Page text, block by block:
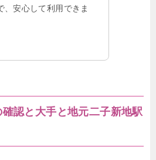
、安心して利用できま
認と大手と地元二子新地駅